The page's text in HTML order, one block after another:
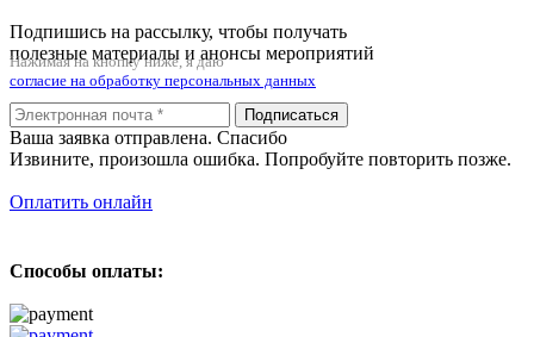
Подпишись на рассылку, чтобы получать
полезные материалы и анонсы мероприятий
Нажимая на кнопку ниже, я даю
согласие на обработку персональных данных
Подписаться
Ваша заявка отправлена. Спасибо
Извините, произошла ошибка. Попробуйте повторить позже.
Оплатить онлайн
Способы оплаты: